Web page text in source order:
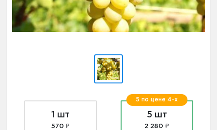
1 шт
570 ₽
5 по цене 4-х
5 шт
2 280 ₽